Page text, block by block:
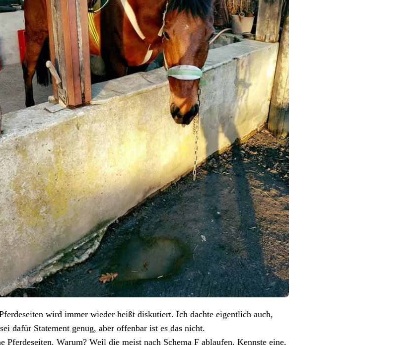
wird immer wieder heißt diskutiert. Ich dachte eigentlich auch,
dafür Statement genug, aber offenbar ist es das nicht.
Pferdeseiten. Warum? Weil die meist nach Schema F ablaufen. Kennste eine,